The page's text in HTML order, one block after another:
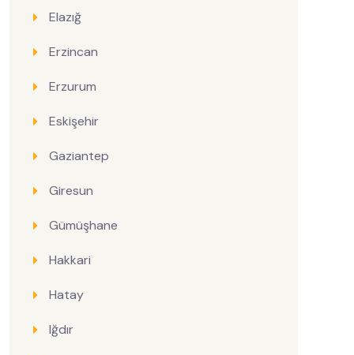
Elazığ
Erzincan
Erzurum
Eskişehir
Gaziantep
Giresun
Gümüşhane
Hakkari
Hatay
Iğdır